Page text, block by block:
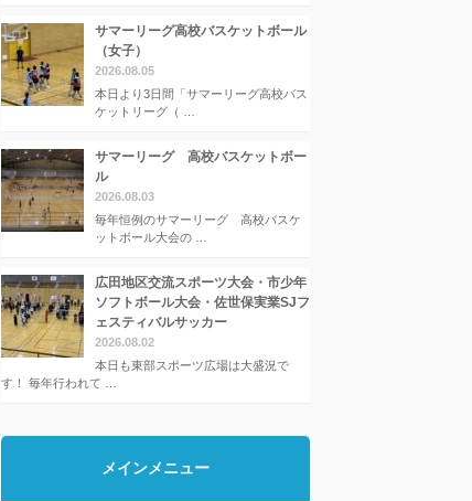
サマーリーグ高校バスケットボール
（女子）
2026.08.05
本日より3日間「サマーリーグ高校バス
ケットリーグ（ …
サマーリーグ 高校バスケットボー
ル
2026.08.03
毎年恒例のサマーリーグ 高校バスケ
ットボール大会の …
広田地区交流スポーツ大会・市少年
ソフトボール大会・佐世保実業SJフ
ェスティバルサッカー
2026.08.02
本日も東部スポーツ広場は大盛況で
す！ 毎年行われて …
メインメニュー